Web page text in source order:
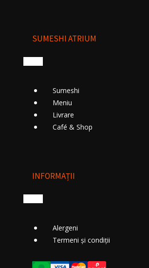
SUMESHI ATRIUM
Sumeshi
Meniu
Livrare
Cafе́ & Shop
INFORMAȚII
Alergeni
Termeni și condiții